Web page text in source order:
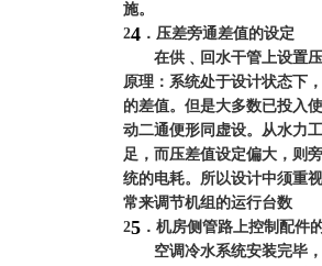
施。
2
．
4
压差旁通差值的设定
在供﹑回水干管上设置压
原理：系统处于设计状态下
的差值。但是大多数已投入
动二通便形同虚设。从水力
足，而压差值设定偏大，则
统的电耗。所以设计中须重
常来调节机组的运行台数
2
．
5
机房侧管路上控制配件
空调冷水系统安装完毕，